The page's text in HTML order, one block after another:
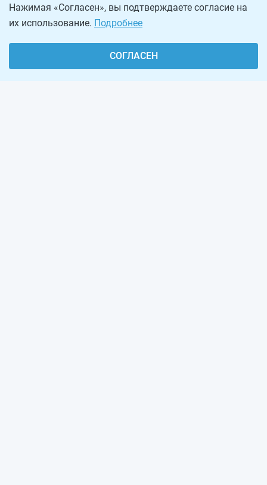
Нажимая «Согласен», вы подтверждаете согласие на
их использование. Подробнее
СОГЛАСЕН